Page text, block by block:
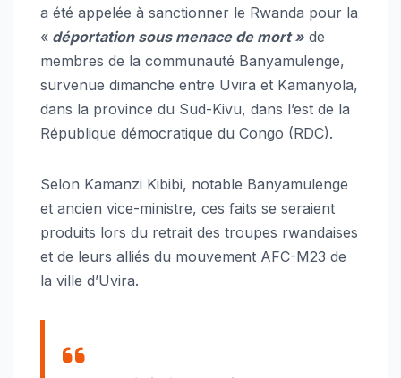
a été appelée à sanctionner le Rwanda pour la
« déportation sous menace de mort » de
membres de la communauté Banyamulenge,
survenue dimanche entre Uvira et Kamanyola,
dans la province du Sud-Kivu, dans l’est de la
République démocratique du Congo (RDC).
Selon Kamanzi Kibibi, notable Banyamulenge
et ancien vice-ministre, ces faits se seraient
produits lors du retrait des troupes rwandaises
et de leurs alliés du mouvement AFC-M23 de
la ville d’Uvira.